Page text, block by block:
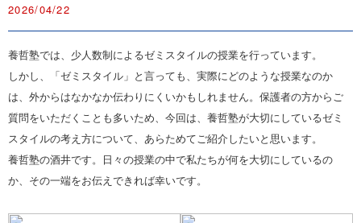
2026/04/22
養哲塾では、少人数制によるゼミスタイルの授業を行っています。
しかし、「ゼミスタイル」と言っても、実際にどのような授業なのか
は、外からはなかなか伝わりにくいかもしれません。保護者の方からご
質問をいただくことも多いため、今回は、養哲塾が大切にしているゼミ
スタイルの考え方について、あらためてご紹介したいと思います。
養哲塾の酒井です。日々の授業の中で私たちが何を大切にしているの
か、その一端をお伝えできれば幸いです。